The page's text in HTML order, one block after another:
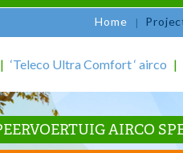
Home
‘Teleco Ultra Comfort ‘ airco
AIRCO